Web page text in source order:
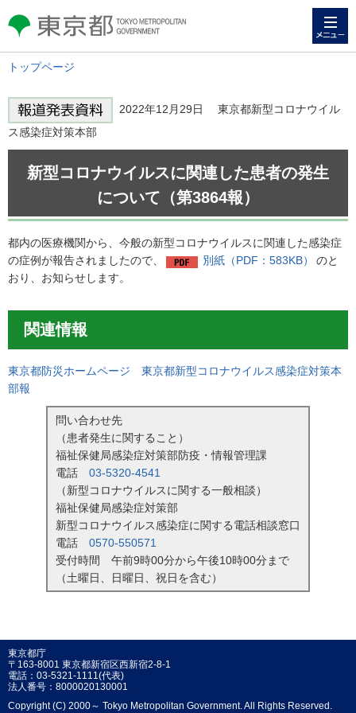
東京都 TOKYO METROPOLITAN
GOVERNMENT
トップページ
2022年12月29日 東京都新型コロナウイル
ス感染症対策本部
新型コロナウイルスに関連した患者の発生
について（第3864報）
都内の医療機関から、今般の新型コロナウイルスに関連した感染症
の症例が報告されましたので、
別紙（PDF：583KB）
のと
おり、お知らせします。
関連情報
東京都防災ホームページ 東京都新型コロナウイルス感染症対策本
部報
問い合わせ先
（患者発生に関すること）
福祉保健局感染症対策部防疫・情報管理課
電話 03-5320-4541
（新型コロナウイルスに関する一般相談）
福祉保健局感染症対策部
新型コロナウイルス感染症に関する電話相談窓口
電話 0570-550571
受付時間 午前9時00分から午後10時00分まで
（土曜日、日曜日、祝日を含む）
東京都庁
〒163-8001 東京都新宿区西新宿2-8-1
電話：03-5321-1111(代表)
法人番号：8000020130001
Copyright (C) 2000～ Tokyo Metropolitan Government. All Rights Reserved.